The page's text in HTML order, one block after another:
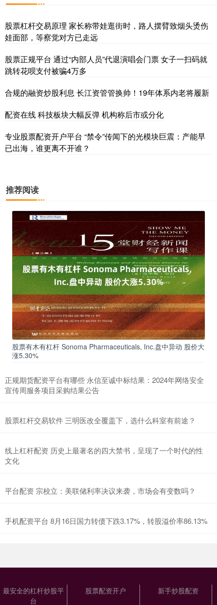
股票杠杆交易原理 家长称带娃逛街时，路人摆臂致烟头烫伤
娃面部，等察觉对方已走远
股票正规平台 通过“内部人员”代退演唱会门票 女子一扫码就
跳转花呗支付被骗4万多
合规的融资炒股利息 长江资管管换帅！19年体系内老将履新
配资在线 科技板块大幅反弹 机构称后市或分化
专业股票配资开户平台 “禁令”传闻下的光模块巨震：产能早
已出海，谁更离不开谁？
推荐阅读
股票有木有杠杆 Sonoma Pharmaceuticals, Inc.盘中异动 股价大
涨5.30%
正规期货配资平台有哪些 永信至诚中标结果：2024年网络安全
宣传周服务项目采购结果公告
股票杠杆交易软件 三明医改全覆盖下，选什么科室有前途？
线上杠杆配资 历史上最著名的四大禁书，呈现了一个时代的性
文化
平台配资 宗校立：美联储利率决议来袭，市场会有变数吗？
手机配资平台 8月16日国力转债下跌3.17%，转股溢价率86.13%
最安全的杠杆炒股平
台
股票配资开户 新手炒股配资